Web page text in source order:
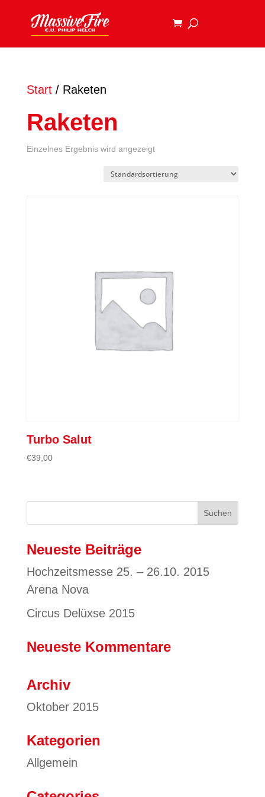
Start/ Raketen
Raketen
Einzelnes Ergebnis wird angezeigt
Turbo Salut
€39,00
Neueste Beiträge
Hochzeitsmesse 25. – 26.10. 2015
Arena Nova
Circus Delüxse 2015
Neueste Kommentare
Archiv
Oktober 2015
Kategorien
Allgemein